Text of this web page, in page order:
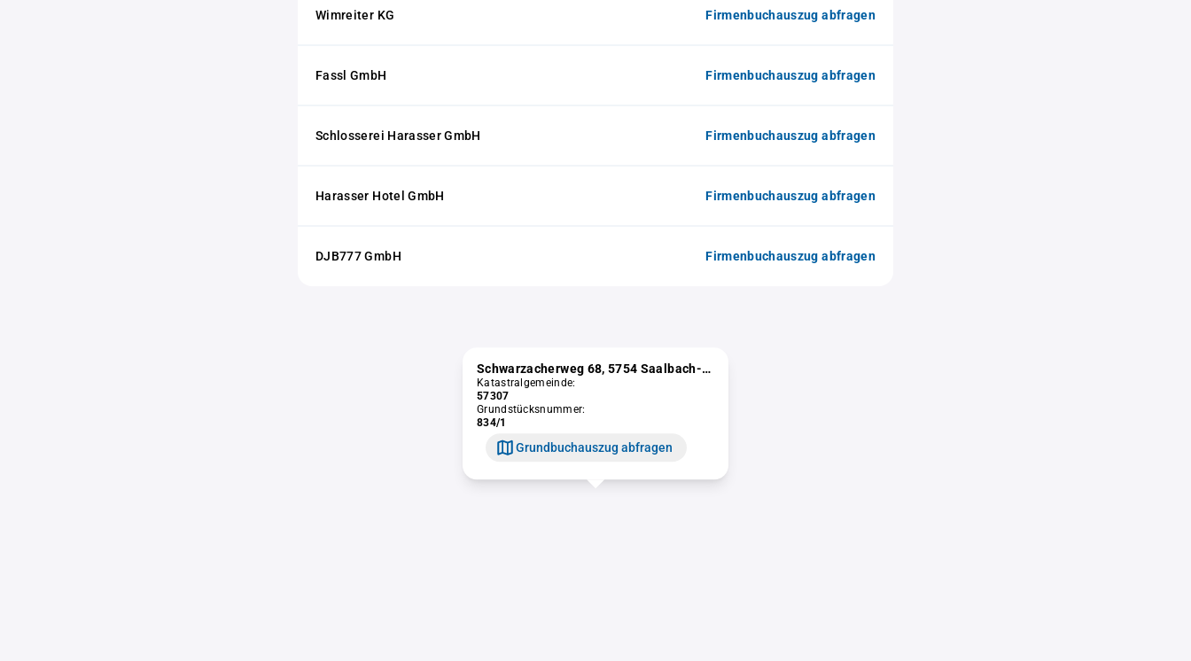
Wimreiter KG Firmenbuchauszug abfragen
Fassl GmbH Firmenbuchauszug abfragen
Schlosserei Harasser GmbH Firmenbuchauszug abfragen
Harasser Hotel GmbH Firmenbuchauszug abfragen
DJB777 GmbH Firmenbuchauszug abfragen
Schwarzacherweg 68, 5754 Saalbach-Hinterglemm
Katastralgemeinde:
57307
Grundstücksnummer:
834/1
Grundbuchauszug abfragen